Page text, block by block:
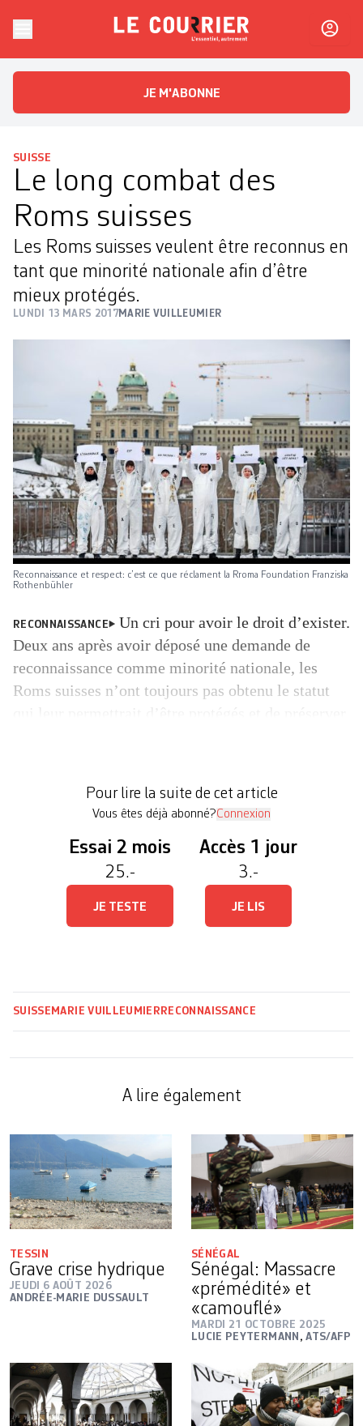
Le CourrierL'essentiel, autrement
JE M'ABONNE
SUISSE
Le long combat des
Roms suisses
Les Roms suisses veulent être reconnus en
tant que minorité nationale afin d’être
mieux protégés.
LUNDI 13 MARS 2017MARIE VUILLEUMIER
Reconnaissance et respect: c’est ce que réclament la Rroma Foundation Franziska
Rothenbühler
RECONNAISSANCE
Un cri pour avoir le droit d’exister.
Deux ans après avoir déposé une demande de
reconnaissance comme minorité nationale, les
Roms suisses n’ont toujours pas obtenu le statut
Pour lire la suite de cet article
Vous êtes déjà abonné?Connexion
Essai 2 mois
25.-
JE TESTE
Accès 1 jour
3.-
JE LIS
SUISSE MARIE VUILLEUMIER RECONNAISSANCE
A lire également
TESSIN
Grave crise hydrique
JEUDI 6 AOÛT 2026
ANDRÉE-MARIE DUSSAULT
SÉNÉGAL
Sénégal: Massacre
«prémédité» et
«camouflé»
MARDI 21 OCTOBRE 2025
LUCIE PEYTERMANN ,ATS/AFP